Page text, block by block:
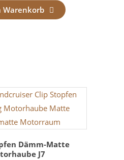
Warenkorb
Dämm-Matte
J7